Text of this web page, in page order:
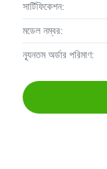
সার্টিফিকেশন:
মডেল নম্বর:
ন্যূনতম অর্ডার পরিমাণ: